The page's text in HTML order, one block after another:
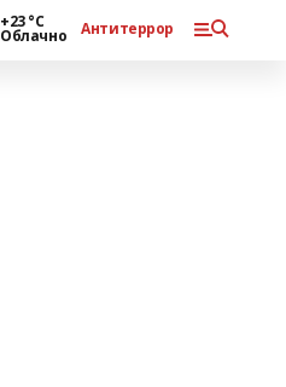
+23 °С
Облачно Антитеррор